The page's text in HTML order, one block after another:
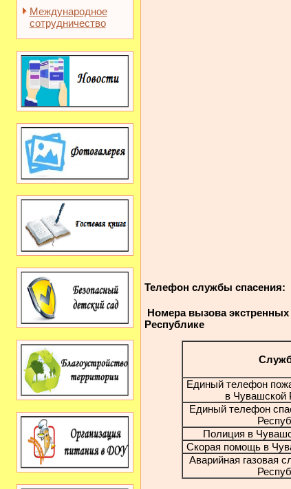
Международное
сотрудничество
Телефон службы спасения:
Номера вызова
Республике
Единый телефон
в Чувашской
Единый телефон
Полиция в
Скорая помощь в
Аварийная газовая